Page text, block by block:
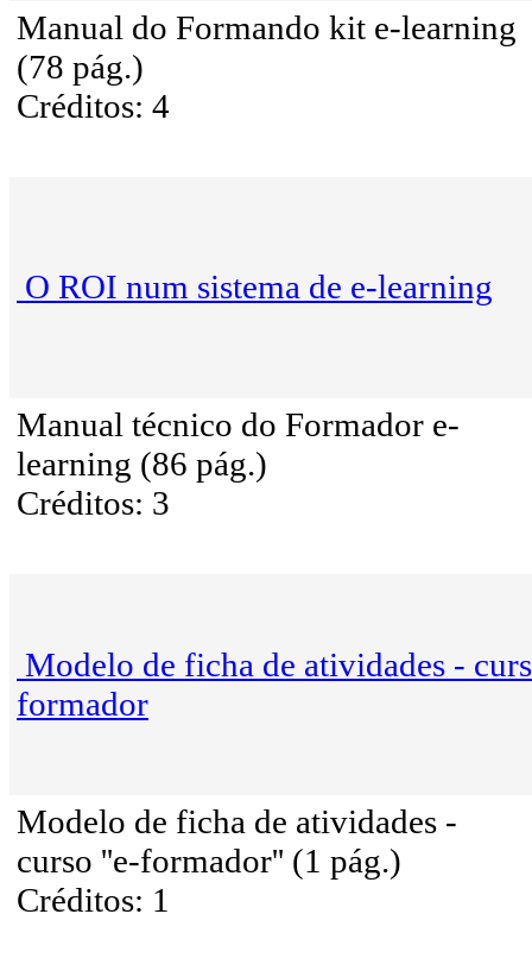
Manual do Formando kit e-learning
(78 pág.)
Créditos: 4
O ROI num sistema de e-learning
Manual técnico do Formador e-
learning (86 pág.)
Créditos: 3
Modelo de ficha de atividades -
formador
Modelo de ficha de atividades -
curso ''e-formador'' (1 pág.)
Créditos: 1